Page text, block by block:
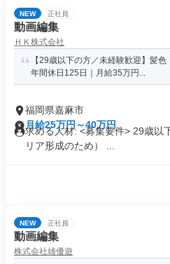
NEW 正社員
動画編集
ＨＫ株式会社
【29歳以下の方／未経験歓迎】髪色
年間休日125日｜月給35万円...
福岡県嘉麻市
月給25万円～40万円
求める人材: <募集要件> 29歳以
リア形成のため） ...
NEW 正社員
動画編集
株式会社雄優遊